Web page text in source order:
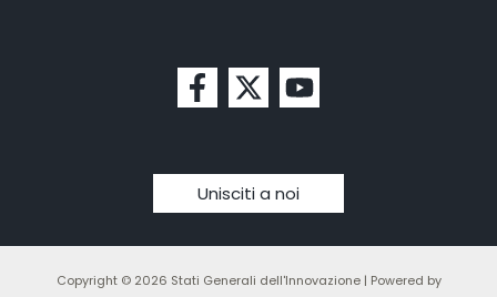
Unisciti a noi
Copyright © 2026 Stati Generali dell'Innovazione | Powered by